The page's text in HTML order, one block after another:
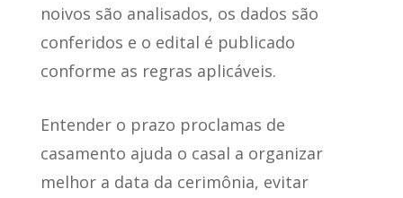
noivos são analisados, os dados são
conferidos e o edital é publicado
conforme as regras aplicáveis.
Entender o prazo proclamas de
casamento ajuda o casal a organizar
melhor a data da cerimônia, evitar